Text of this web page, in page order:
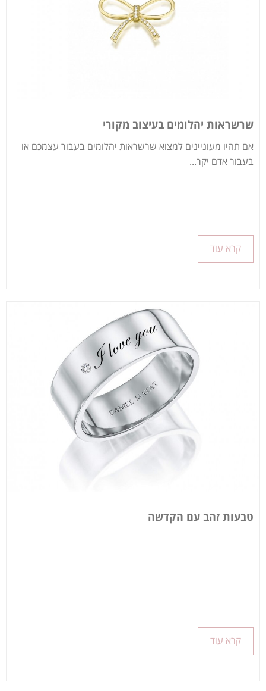
שרשראות יהלומים בעיצוב מקורי
אם תהיו מעוניינים למצוא שרשראות יהלומים בעבור עצמכם או
בעבור אדם יקר...
קרא עוד
טבעות זהב עם הקדשה
קרא עוד